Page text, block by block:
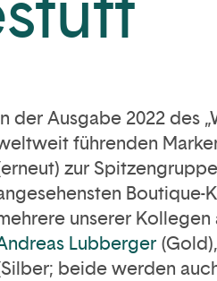
der Ausgabe 2022 des
führenden
zur
Boutique-
unserer
Lubberger (Gold),
beide werden